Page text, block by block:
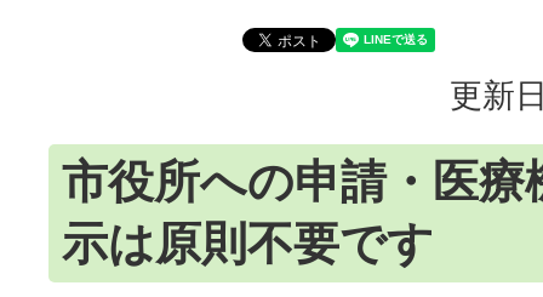
更新
市役所への申請・医療
示は原則不要です